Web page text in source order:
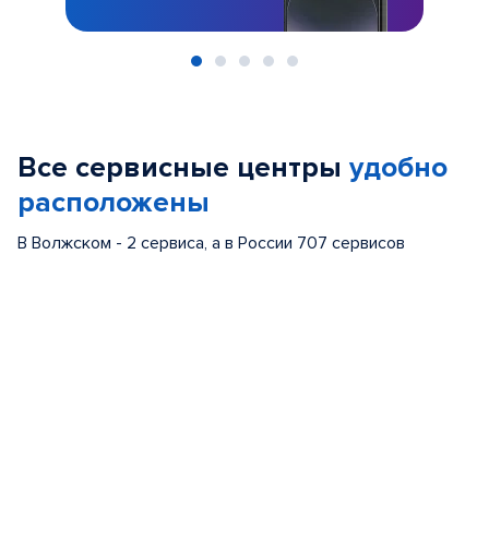
Все сервисные центры удобно
расположены
В Волжском - 2 сервиса, а в России 707 сервисов